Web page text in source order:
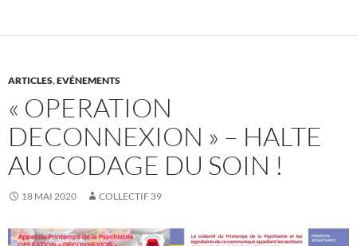
o
e
ARTICLES,EVÉNEMENTS
« OPERATION
DECONNEXION » – HALTE
AU CODAGE DU SOIN !
18 MAI 2020 COLLECTIF 39